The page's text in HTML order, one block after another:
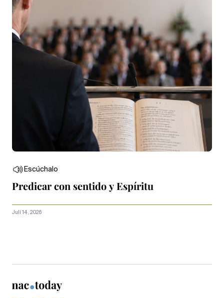
Escúchalo
Predicar con sentido y Espíritu
Juli 14, 2026